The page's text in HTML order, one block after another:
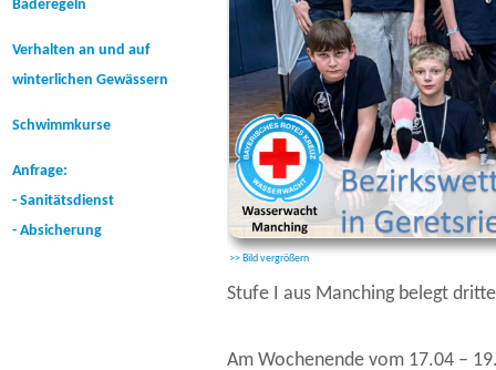
Baderegeln
Verhalten an und auf
winterlichen Gewässern
Schwimmkurse
Anfrage:
- Sanitätsdienst
- Absicherung
>> Bild vergrößern
Stufe I aus Manching belegt
Am Wochenende vom 17.04 –